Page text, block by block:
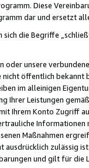
Diese
dar und ersetzt
die Begriffe
unsere
öffentlich
im alleinigen
Ihrer Leistungen
Ihrem Konto
Maßnahmen
ausdrücklich zulässig
und gilt für die